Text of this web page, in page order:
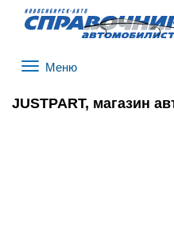
JUSTPART, магазин